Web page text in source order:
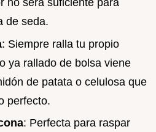
no será suficiente para
de seda.
: Siempre ralla tu propio
ya rallado de bolsa viene
de patata o celulosa que
perfecto.
: Perfecta para raspar